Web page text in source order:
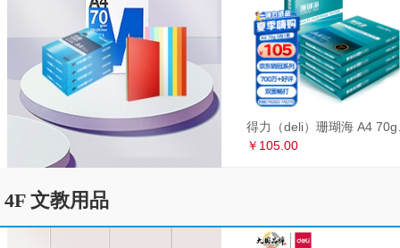
￥105.00
4F 文教用品